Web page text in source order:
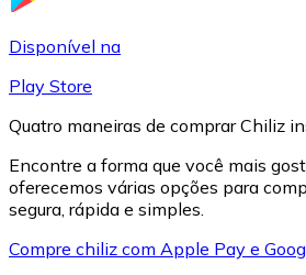
Disponível na
Play Store
Quatro maneiras de comprar Chiliz
Encontre a forma que você mais
oferecemos várias opções para
segura, rápida e simples.
Compre chiliz com Apple Pay e